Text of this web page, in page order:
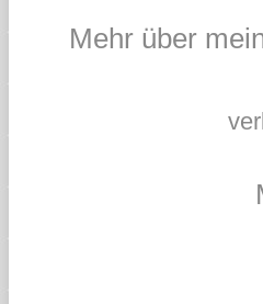
Mehr über